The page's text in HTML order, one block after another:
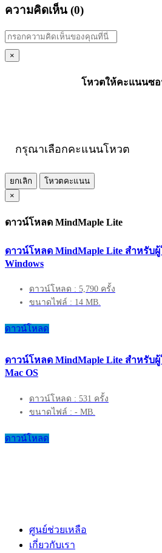
ความคิดเห็น (0)
×
โหวตให้คะแนนซ
กรุณาเลือกคะแนนโหวต
ยกเลิก
โหวตคะแนน
×
ดาวน์โหลด MindMaple Lite
ดาวน์โหลด MindMaple Lite สำหรับ
Windows
ดาวน์โหลด : 5,790 ครั้ง
ขนาดไฟล์ : 14 MB.
ดาวน์โหลด
ดาวน์โหลด MindMaple Lite สำหรับ
Mac OS
ดาวน์โหลด : 531 ครั้ง
ขนาดไฟล์ : - MB.
ดาวน์โหลด
ศูนย์ช่วยเหลือ
เกี่ยวกับเรา